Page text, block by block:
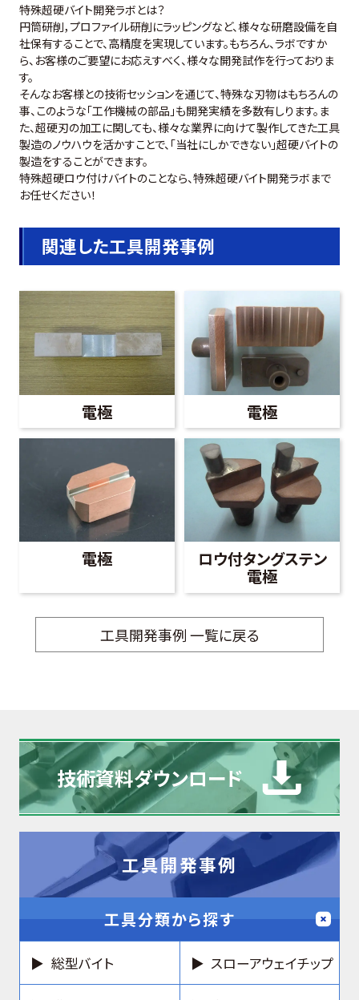
特殊超硬バイト開発ラボとは？
円筒研削，プロファイル研削にラッピングなど、様々な研磨設備を自
社保有することで、高精度を実現しています。もちろん、ラボですか
ら、お客様のご要望にお応えすべく、様々な開発試作を行っておりま
す。
そんなお客様との技術セッションを通じて、特殊な刃物はもちろんの
事、このような「工作機械の部品」も開発実績を多数有しります。ま
た、超硬刃の加工に関しても、様々な業界に向けて製作してきた工具
製造のノウハウを活かすことで、「当社にしかできない」超硬バイトの
製造をすることができます。
特殊超硬ロウ付けバイトのことなら、特殊超硬バイト開発ラボまで
お任せください！
関連した工具開発事例
電極 電極
電極 ロウ付タングステン
電極
工具開発事例 一覧に戻る
技術資料ダウンロード
工具開発事例
工具分類から探す
総型バイト スローアウェイチップ